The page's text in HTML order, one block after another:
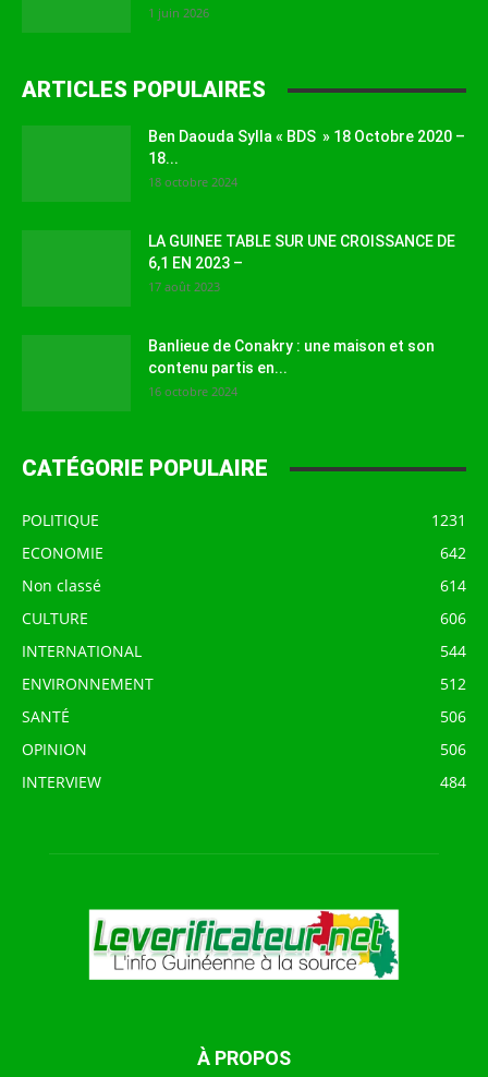
1 juin 2026
ARTICLES POPULAIRES
Ben Daouda Sylla « BDS » 18 Octobre 2020 –
18...
18 octobre 2024
LA GUINEE TABLE SUR UNE CROISSANCE DE
6,1 EN 2023 –
17 août 2023
Banlieue de Conakry : une maison et son
contenu partis en...
16 octobre 2024
CATÉGORIE POPULAIRE
POLITIQUE
1231
ECONOMIE
642
Non classé
614
CULTURE
606
INTERNATIONAL
544
ENVIRONNEMENT
512
SANTÉ
506
OPINION
506
INTERVIEW
484
À PROPOS